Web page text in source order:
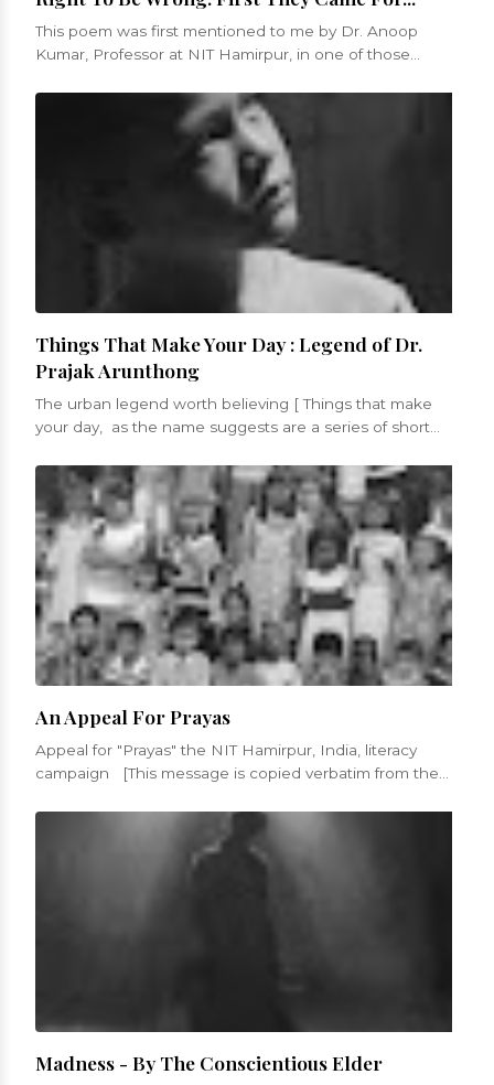
This poem was first mentioned to me by Dr. Anoop
Kumar, Professor at NIT Hamirpur, in one of those
Things That Make Your Day : Legend of Dr.
Prajak Arunthong
The urban legend worth believing [ Things that make
your day, as the name suggests are a series of short
An Appeal For Prayas
Appeal for "Prayas" the NIT Hamirpur, India, literacy
campaign [This message is copied verbatim from the
Madness - By The Conscientious Elder